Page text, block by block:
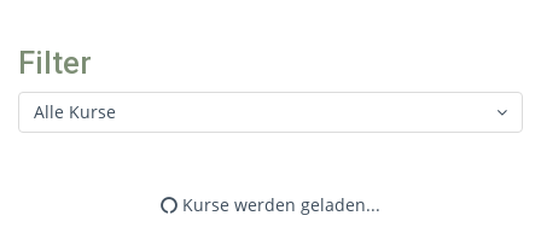
Filter
Alle Kurse
Kurse werden geladen...